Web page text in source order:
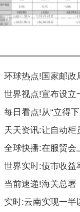
前三季度 锐明技术实现
环球热点!国家邮政
世界视点!宣布设立
每日看点!从“立得
天天资讯:让自动柜
全球快播:在服贸会
世界实时:债市收益
当前速递!海关总署
实时:云南实现一半